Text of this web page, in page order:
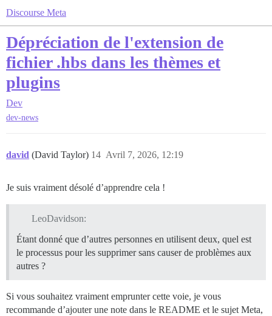
Discourse Meta
Dépréciation de l'extension de
fichier .hbs dans les thèmes et
plugins
Dev
dev-news
david (David Taylor) Avril 7, 2026, 12:19
14
Je suis vraiment désolé d’apprendre cela !
LeoDavidson:
Étant donné que d’autres personnes en utilisent deux, quel est
le processus pour les supprimer sans causer de problèmes aux
autres ?
Si vous souhaitez vraiment emprunter cette voie, je vous
recommande d’ajouter une note dans le README et le sujet Meta,